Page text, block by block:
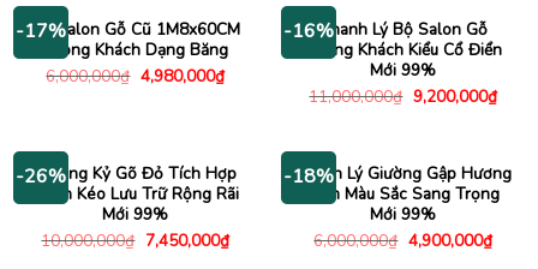
9,980,000₫.
-17%
Bộ Salon Gỗ Cũ 1M8x60CM
Phòng Khách Dạng Băng
6,000,000₫ Giá
gốc
4,980,000₫Giá
hiện
-16%Thanh Lý Bộ Salon Gỗ
Phòng Khách Kiểu Cổ Điển
Mới 99%
11,000,000₫ Giá
gốc
9,200,000₫Giá
hiện
-26%
Trường Kỷ Gõ Đỏ Tích Hợp
Ngăn Kéo Lưu Trữ Rộng Rãi
Mới 99%
10,000,000₫ Giá
gốc
7,450,000₫Giá
hiện
-18%
Thanh Lý Giường Gập Hương
Xám Màu Sắc Sang Trọng
Mới 99%
6,000,000₫ Giá
gốc
4,900,000₫Giá
hiện